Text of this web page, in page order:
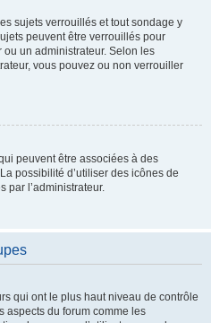
sujets verrouillés et tout sondage y
peuvent être verrouillés pour
un administrateur. Selon les
vous pouvez ou non verrouiller
peuvent être associées à des
possibilité d’utiliser des icônes de
par l’administrateur.
qui ont le plus haut niveau de contrôle
aspects du forum comme les